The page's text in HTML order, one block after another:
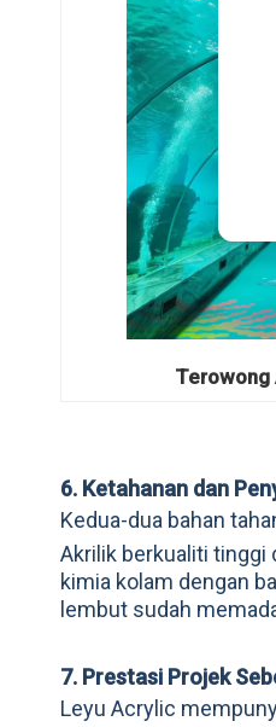
Terowong
6. Ketahanan dan
Kedua-dua bahan
Akrilik berkualiti tinggi
kimia kolam dengan
lembut sudah
7. Prestasi Projek
Leyu Acrylic